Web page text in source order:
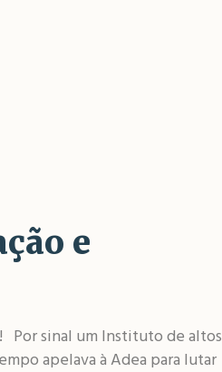
e
Por sinal um Instituto de altos
apelava à Adea para lutar